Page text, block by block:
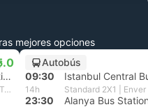
mejores opciones
Atasehir Dudullu Bus Station, Istanbul Anatolia
Standard 2X1 | Enver Gecgel Turizm
Autobús
09:30
Istanbul Central
14h
23:30 Alanya Bus